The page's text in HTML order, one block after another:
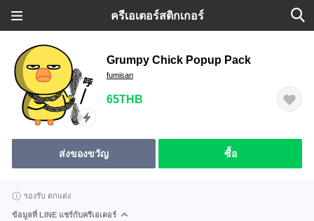
ครีเอเตอร์สติกเกอร์
Grumpy Chick Popup Pack
fumisan
65THB
ส่งของขวัญ ซื้อ
รองรับ ตกแต่ง
ข้อมูลที่ LINE แชร์กับครีเอเตอร์